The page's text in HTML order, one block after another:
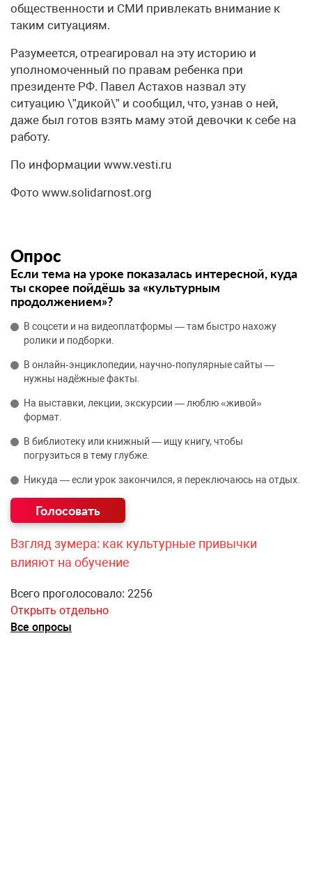
общественности и СМИ привлекать внимание к
таким ситуациям.
Разумеется, отреагировал на эту историю и
уполномоченный по правам ребенка при
президенте РФ. Павел Астахов назвал эту
ситуацию \”дикой\” и сообщил, что, узнав о ней,
даже был готов взять маму этой девочки к себе на
работу.
По информации www.vesti.ru
Фото www.solidarnost.org
Опрос
Если тема на уроке показалась интересной, куда
ты скорее пойдёшь за «культурным
продолжением»?
В соцсети и на видеоплатформы — там быстро нахожу
ролики и подборки.
В онлайн‑энциклопедии, научно‑популярные сайты —
нужны надёжные факты.
На выставки, лекции, экскурсии — люблю «живой»
формат.
В библиотеку или книжный — ищу книгу, чтобы
погрузиться в тему глубже.
Никуда — если урок закончился, я переключаюсь на отдых.
Взгляд зумера: как культурные привычки
влияют на обучение
Всего проголосовало: 2256
Открыть отдельно
Все опросы